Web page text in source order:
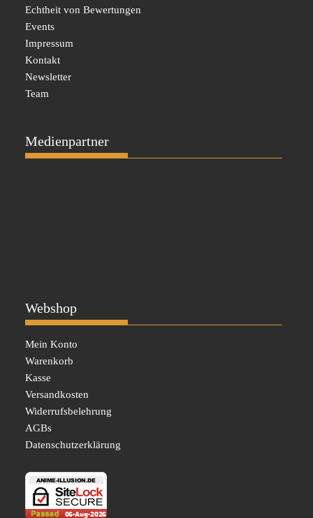
Echtheit von Bewertungen
Events
Impressum
Kontakt
Newsletter
Team
Medienpartner
Webshop
Mein Konto
Warenkorb
Kasse
Versandkosten
Widerrufsbelehrung
AGBs
Datenschutzerklärung